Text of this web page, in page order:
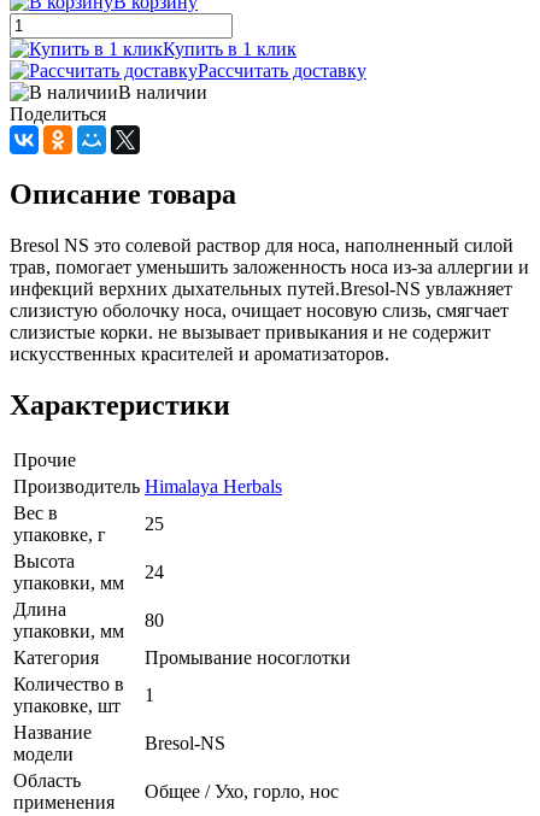
Купить в 1 клик
Рассчитать доставку
В наличии
Поделиться
Описание товара
Bresol NS это солевой раствор для носа, наполненный силой
трав, помогает уменьшить заложенность носа из-за аллергии и
инфекций верхних дыхательных путей.Bresol-NS увлажняет
слизистую оболочку носа, очищает носовую слизь, смягчает
слизистые корки. не вызывает привыкания и не содержит
искусственных красителей и ароматизаторов.
Характеристики
Прочие
Производитель Himalaya Herbals
Вес в
упаковке, г
25
Высота
упаковки, мм
24
Длина
упаковки, мм
80
Категория
Промывание носоглотки
Количество в
упаковке, шт
1
Название
модели
Bresol-NS
Область
применения
Общее / Ухо, горло, нос